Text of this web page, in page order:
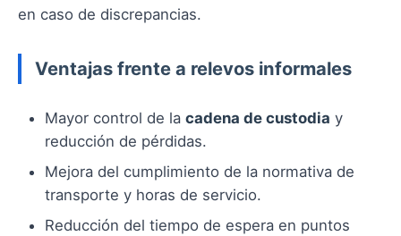
en caso de discrepancias.
Ventajas frente a relevos informales
Mayor control de la cadena de custodia y
reducción de pérdidas.
Mejora del cumplimiento de la normativa de
transporte y horas de servicio.
Reducción del tiempo de espera en puntos